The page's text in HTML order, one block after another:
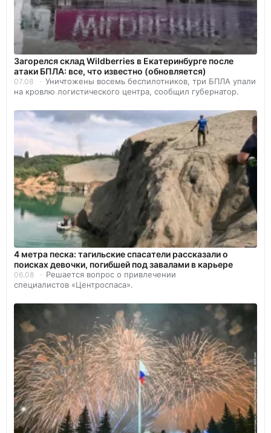
Загорелся склад Wildberries в Екатеринбурге после
атаки БПЛА: все, что известно (обновляется)
07.08
Уничтожены восемь беспилотников, три БПЛА упали
на кровлю логистического центра, сообщил губернатор.
4 метра песка: тагильские спасатели рассказали о
поисках девочки, погибшей под завалами в карьере
06.08
Решается вопрос о привлечении
специалистов «Центроспаса».